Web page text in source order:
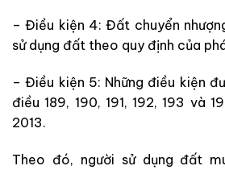
– Điều kiện 4: Đất chuyển
sử dụng đất theo quy định của
– Điều kiện 5: Những điều kiện
điều 189, 190, 191, 192, 193 và
2013.
Theo đó, người sử dụng đất